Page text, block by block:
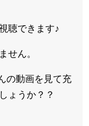
聴できます♪
せん。
の動画を見て充
ょうか？？